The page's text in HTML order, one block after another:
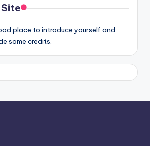
place to introduce yourself and
some credits.